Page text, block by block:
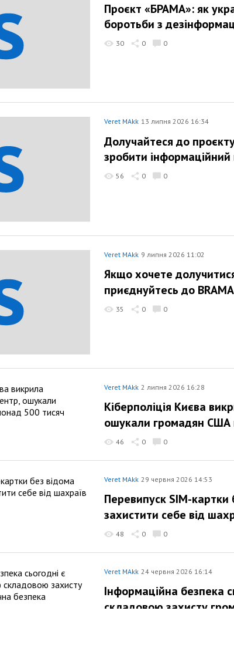
Проєкт «БРАМА»: як
боротьби з
30 0 0
Veret MAkk 13 липня 2026 16:34
Долучайтеся до
зробити
56 0 0
Veret MAkk 9 липня 2026 11:02
Якщо хочете
приєднуйтесь до BRAMA
35 0 0
Veret MAkk 2 липня 2026 16:28
Кіберполіція Києва
ошукали громадян США
46 0 0
Veret MAkk 29 червня 2026 14:53
Перевипуск SIM-картки
захистити себе від
48 0 0
Veret MAkk 24 червня 2026 16:14
Інформаційна безпека
складовою захисту